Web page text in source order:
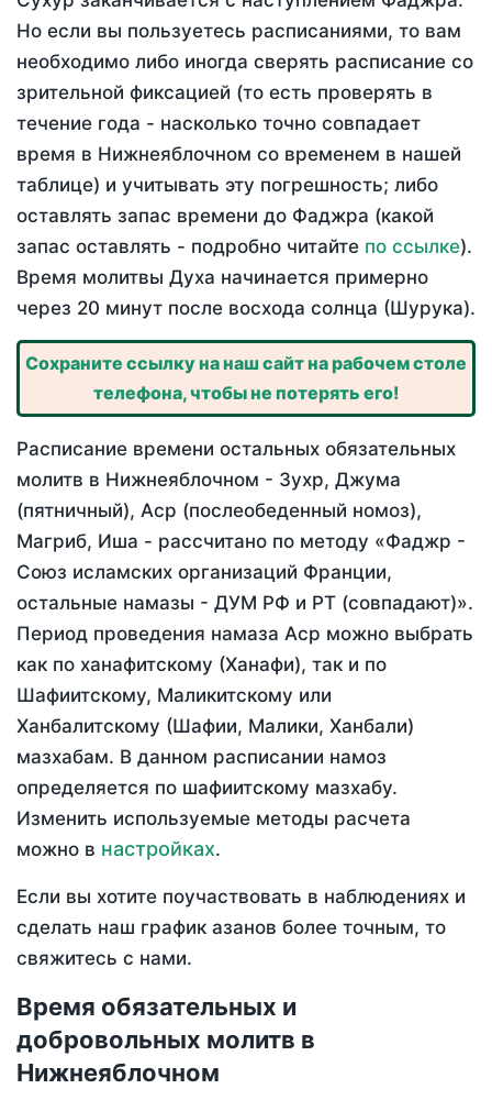
Но если вы пользуетесь расписаниями, то вам
необходимо либо иногда сверять расписание со
зрительной фиксацией (то есть проверять в
течение года - насколько точно совпадает
время в Нижнеяблочном со временем в нашей
таблице) и учитывать эту погрешность; либо
оставлять запас времени до Фаджра (какой
запас оставлять - подробно читайте по ссылке).
Время молитвы Духа начинается примерно
через 20 минут после восхода солнца (Шурука).
Сохраните ссылку на наш сайт на рабочем столе
телефона, чтобы не потерять его!
Расписание времени остальных обязательных
молитв в Нижнеяблочном - Зухр, Джума
(пятничный), Аср (послеобеденный номоз),
Магриб, Иша - рассчитано по методу «Фаджр -
Союз исламских организаций Франции,
остальные намазы - ДУМ РФ и РТ (совпадают)».
Период проведения намаза Аср можно выбрать
как по ханафитскому (Ханафи), так и по
Шафиитскому, Маликитскому или
Ханбалитскому (Шафии, Малики, Ханбали)
мазхабам. В данном расписании намоз
определяется по шафиитскому мазхабу.
Изменить используемые методы расчета
можно в настройках.
Если вы хотите поучаствовать в наблюдениях и
сделать наш график азанов более точным, то
свяжитесь с нами.
Время обязательных и
добровольных молитв в
Нижнеяблочном